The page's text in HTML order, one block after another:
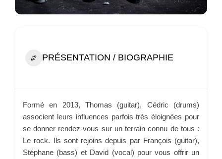
PRÉSENTATION / BIOGRAPHIE
Formé en 2013, Thomas (guitar), Cédric (drums)
associent leurs influences parfois très éloignées pour
se donner rendez-vous sur un terrain connu de tous :
Le rock. Ils sont rejoins depuis par François (guitar),
Stéphane (bass) et David (vocal) pour vous offrir un